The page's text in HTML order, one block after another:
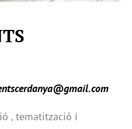
, tematització i